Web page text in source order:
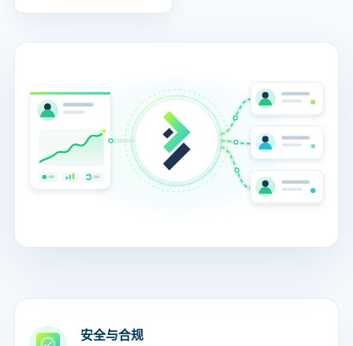
安全与合规